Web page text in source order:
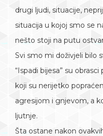
drugi ljudi, situacije,
situacija u kojoj smo se
nešto stoji na putu
Svi smo mi doživjeli bilo
“Ispadi bijesa” su
koji su nerijetko
agresijom i gnjevom, a
ljutnje.
Šta ostane nakon